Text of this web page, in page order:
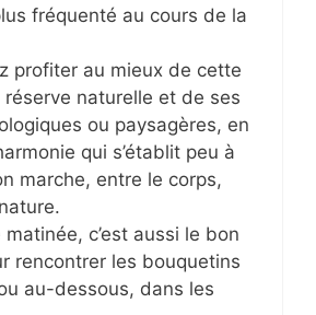
fréquenté au cours de la
profiter au mieux de cette
réserve naturelle et de ses
ou paysagères, en
qui s’établit peu à
marche, entre le corps,
c’est aussi le bon
rencontrer les bouquetins
au-dessous, dans les